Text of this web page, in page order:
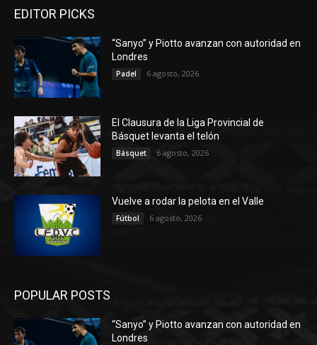
EDITOR PICKS
“Sanyo” y Piotto avanzan con autoridad en
Londres
Padel 6 agosto, 2026
El Clausura de la Liga Provincial de
Básquet levanta el telón
Básquet 6 agosto, 2026
Vuelve a rodar la pelota en el Valle
Fútbol 6 agosto, 2026
POPULAR POSTS
“Sanyo” y Piotto avanzan con autoridad en
Londres